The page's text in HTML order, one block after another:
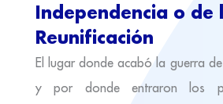
Independencia o de
Reunificación
El lugar donde acabó la guerra
y por donde entraron los